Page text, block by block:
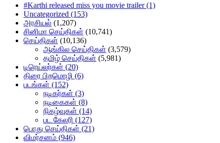
#Karthi released miss you movie trailer(1)
Uncategorized (153)
அரசியல் (1,207)
சினிமா செய்திகள் (10,741)
செய்திகள் (10,136)
ஆங்கில செய்திகள் (3,579)
தமிழ் செய்திகள் (5,981)
டிரெய்லர்கள் (20)
திரை பிறமொழி (6)
படங்கள் (152)
நடிகர்கள் (3)
நடிகைகள் (8)
நிகழ்வுகள் (14)
பட கேலரி (127)
பொது செய்திகள் (21)
விமர்சனம் (946)